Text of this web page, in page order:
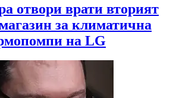
отвори врати вторият
за климатична
на LG